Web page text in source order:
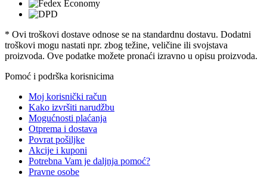
* Ovi troškovi dostave odnose se na standardnu ​​dostavu. Dodatni
troškovi mogu nastati npr. zbog težine, veličine ili svojstava
proizvoda. Ove podatke možete pronaći izravno u opisu proizvoda.
Pomoć i podrška korisnicima
Moj korisnički račun
Kako izvršiti narudžbu
Mogućnosti plaćanja
Otprema i dostava
Povrat pošiljke
Akcije i kuponi
Potrebna Vam je daljnja pomoć?
Pravne osobe